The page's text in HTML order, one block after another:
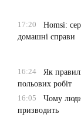
17:20
Homsi:
домашні справи
16:24
Як
польових робіт
16:05
Чому люди
призводить